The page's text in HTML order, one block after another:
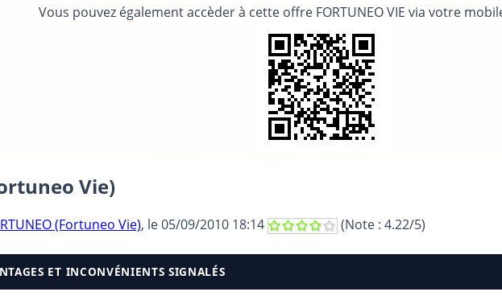
Vous pouvez également accèder à cette offre FORTUNEO VIE via votre
Vie)
(Fortuneo Vie), le05/09/2010 18:14 (Note : 4.22/5)
ET INCONVÉNIENTS SIGNALÉS